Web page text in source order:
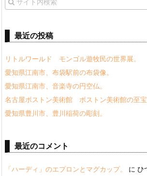
最近の投稿
リトルワールド モンゴル遊牧民の世界展。
愛知県江南市、布袋駅前の布袋像。
愛知県江南市、音楽寺の円空仏。
名古屋ボストン美術館 ボストン美術館の至
愛知県豊川市、豊川稲荷の彫刻。
最近のコメント
「ハーディ」のエプロンとマグカップ。 に ひ